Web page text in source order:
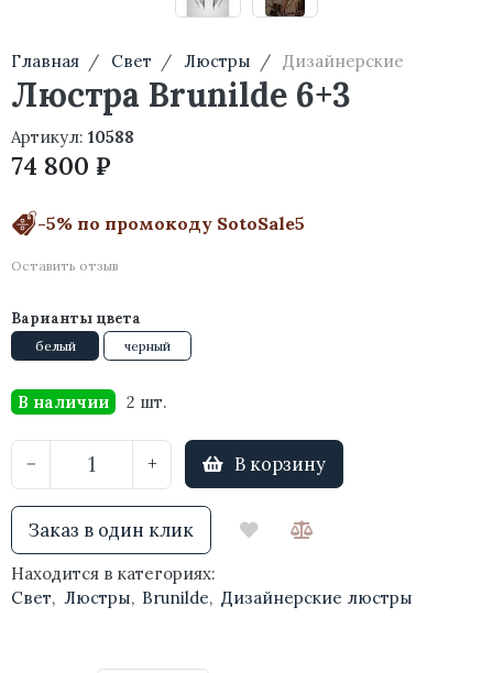
Главная Свет Люстры Дизайнерские
Люстра Brunilde 6+3
Артикул: 10588
74 800 ₽
-5% по промокоду SotoSale5
Оставить отзыв
Варианты цвета
белый черный
В наличии 2 шт.
− + В корзину
Заказ в один клик
Находится в категориях:
Свет, Люстры, Brunilde, Дизайнерские люстры